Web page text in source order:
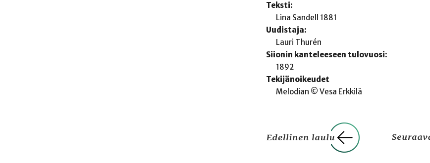
Teksti:
Lina Sandell 1881
Uudistaja:
Lauri Thurén
Siionin kanteleeseen tulovuosi:
1892
Tekijänoikeudet
Melodian © Vesa Erkkilä